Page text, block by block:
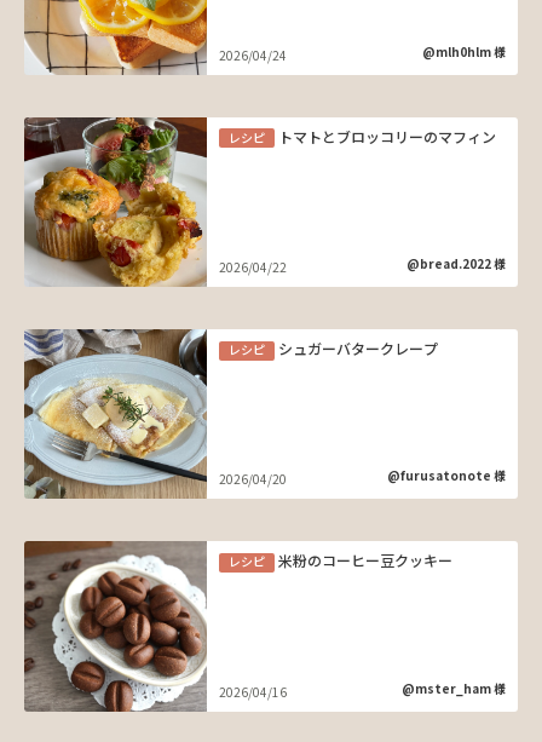
2026/04/24 @mlh0hlm 様
レシピ トマトとブロッコリーのマフィン
2026/04/22 @bread.2022 様
レシピ シュガーバタークレープ
2026/04/20 @furusatonote 様
レシピ 米粉のコーヒー豆クッキー
2026/04/16 @mster_ham 様